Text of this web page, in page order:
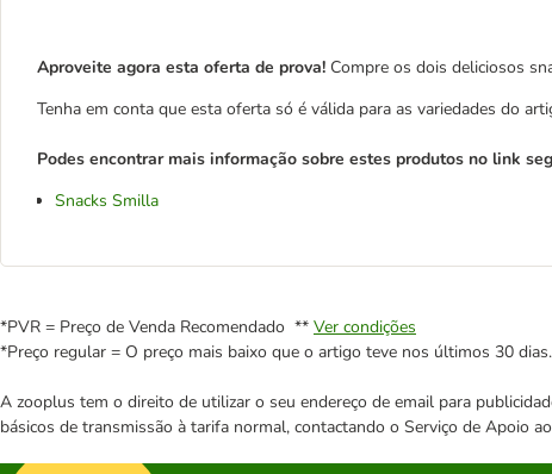
Aproveite agora esta oferta de prova! Compre os dois deliciosos
Tenha em conta que esta oferta só é válida para as variedades do
Podes encontrar mais informação sobre estes produtos no link
Snacks Smilla
*PVR = Preço de Venda Recomendado ** Ver condições
*Preço regular = O preço mais baixo que o artigo teve nos últimos 30 dias.
A zooplus tem o direito de utilizar o seu endereço de email para
básicos de transmissão à tarifa normal, contactando o Serviço de Apoio